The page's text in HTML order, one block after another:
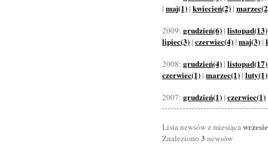
| maj(1) | kwiecień(2) |
2009: grudzień(6) | listopad(13)
lipiec(3) | czerwiec(4) | maj(3) |
2008: grudzień(4) | listopad(17)
czerwiec(1) | marzec(1) | luty(1)
2007: grudzień(1) | czerwiec(1)
Lista newsów z miesiąca
Znaleziono 3 newsów